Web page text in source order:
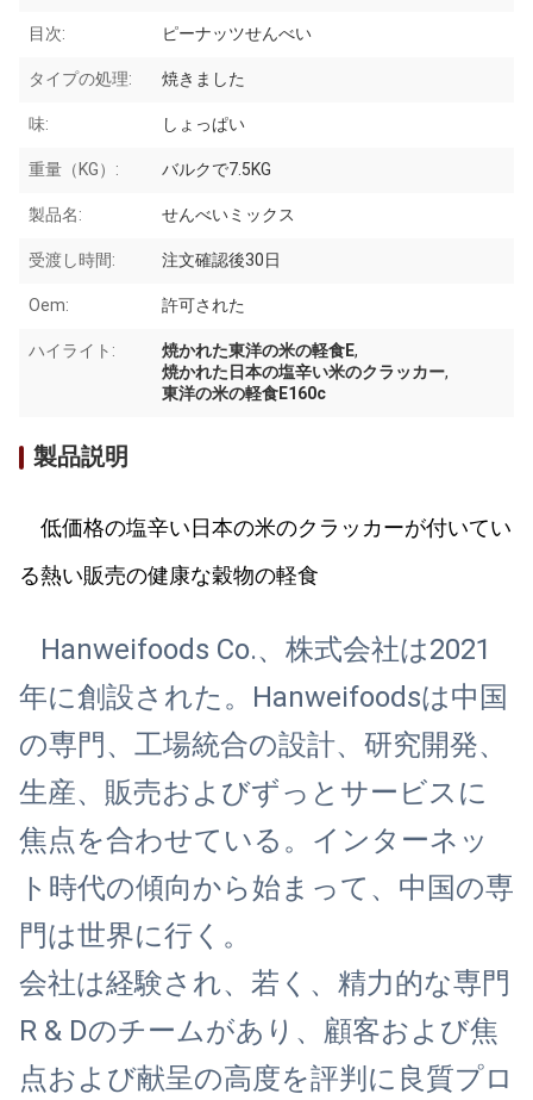
目次: ピーナッツせんべい
タイプの処理: 焼きました
味: しょっぱい
重量（KG）: バルクで7.5KG
製品名: せんべいミックス
受渡し時間: 注文確認後30日
Oem: 許可された
ハイライト: 焼かれた東洋の米の軽食E,
焼かれた日本の塩辛い米のクラッカー,
東洋の米の軽食E160c
製品説明
低価格の塩辛い日本の米のクラッカーが付いてい
る熱い販売の健康な穀物の軽食
Hanweifoods Co.、株式会社は2021
年に創設された。Hanweifoodsは中国
の専門、工場統合の設計、研究開発、
生産、販売およびずっとサービスに
焦点を合わせている。インターネッ
ト時代の傾向から始まって、中国の専
門は世界に行く。
会社は経験され、若く、精力的な専門
R & Dのチームがあり、顧客および焦
点および献呈の高度を評判に良質プロ